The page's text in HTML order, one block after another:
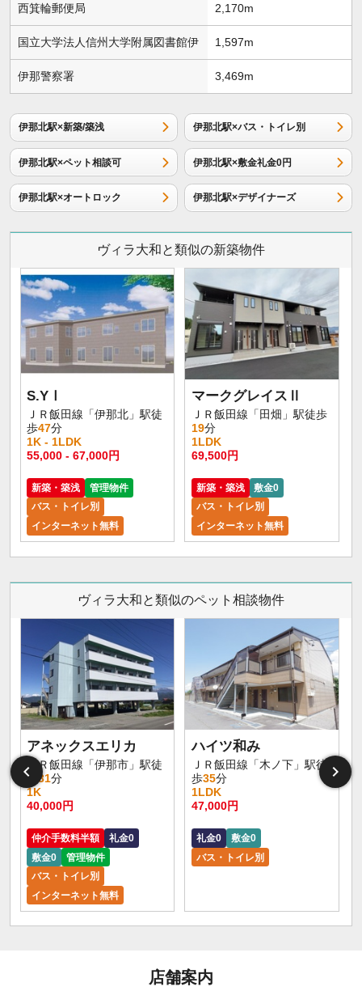
西箕輪郵便局 2,170m
国立大学法人信州大学附属図書館伊 1,597m
伊那警察署 3,469m
伊那北駅×新築/築浅 伊那北駅×バス・トイレ別
伊那北駅×ペット相談可 伊那北駅×敷金礼金0円
伊那北駅×オートロック 伊那北駅×デザイナーズ
ヴィラ大和と類似の新築物件
S.YⅠ
ＪＲ飯田線「伊那北」駅徒
歩47分
1K - 1LDK
55,000 - 67,000円
新築・築浅
管理物件
バス・トイレ別
インターネット無料
マークグレイスⅡ
ＪＲ飯田線「田畑」駅徒歩
19分
1LDK
69,500円
新築・築浅
敷金0
バス・トイレ別
インターネット無料
ヴィラ大和と類似のペット相談物件
アネックスエリカ
ＪＲ飯田線「伊那市」駅徒
歩 31分
1K
40,000円
仲介手数料半額
礼金0
敷金0
管理物件
バス・トイレ別
インターネット無料
ハイツ和み
ＪＲ飯田線「木ノ下」駅徒
歩35分
1LDK
47,000円
礼金0
敷金0
バス・トイレ別
店舗案内